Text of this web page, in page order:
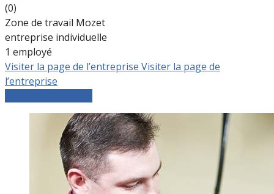
(0)
Zone de travail Mozet
entreprise individuelle
1 employé
Visiter la page de l’entreprise Visiter la page de
l’entreprise